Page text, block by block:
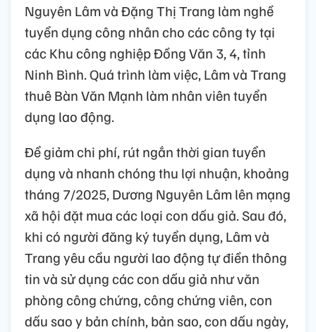
Nguyên Lâm và Đặng Thị Trang làm nghề
tuyển dụng công nhân cho các công ty tại
các Khu công nghiệp Đồng Văn 3, 4, tỉnh
Ninh Bình. Quá trình làm việc, Lâm và Trang
thuê Bàn Văn Mạnh làm nhân viên tuyển
dụng lao động.
Để giảm chi phí, rút ngắn thời gian tuyển
dụng và nhanh chóng thu lợi nhuận, khoảng
tháng 7/2025, Dương Nguyên Lâm lên mạng
xã hội đặt mua các loại con dấu giả. Sau đó,
khi có người đăng ký tuyển dụng, Lâm và
Trang yêu cầu người lao động tự điền thông
tin và sử dụng các con dấu giả như văn
phòng công chứng, công chứng viên, con
dấu sao y bản chính, bản sao, con dấu ngày,